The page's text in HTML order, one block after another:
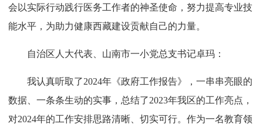
会以实际行动践行医务工作者的神圣使命，努力提高专业技
能水平，为助力健康西藏建设贡献自己的力量。
自治区人大代表、山南市一小党总支书记卓玛：
我认真听取了2024年《政府工作报告》，一串串亮眼的
数据、一条条生动的实事，总结了2023年我区的工作亮点，
对2024年的工作安排思路清晰、切实可行。作为一名教育领